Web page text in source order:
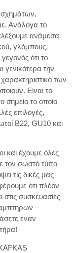
σχημάτων,
Ανάλογα το
ανάμεσα
γλόμπους,
ότι το
γενικότερα την
των
Είναι το
σημείο το οποίο
επιλογές,
B22, GU10 και
και έχουμε όλες
τον σωστό τύπο
τις δικές μας
ότι πλέον
συσκευασίες
–
έναν